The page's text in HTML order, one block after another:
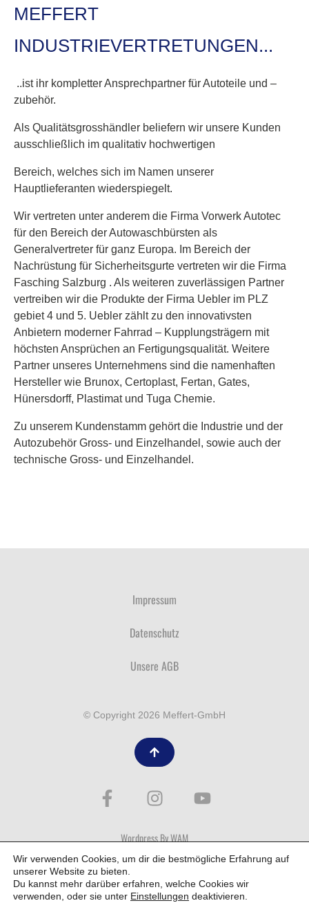
MEFFERT
INDUSTRIEVERTRETUNGEN...
..ist ihr kompletter Ansprechpartner für Autoteile und –
zubehör.
Als Qualitätsgrosshändler beliefern wir unsere Kunden
ausschließlich im qualitativ hochwertigen
Bereich, welches sich im Namen unserer
Hauptlieferanten wiederspiegelt.
Wir vertreten unter anderem die Firma Vorwerk Autotec
für den Bereich der Autowaschbürsten als
Generalvertreter für ganz Europa. Im Bereich der
Nachrüstung für Sicherheitsgurte vertreten wir die Firma
Fasching Salzburg . Als weiteren zuverlässigen Partner
vertreiben wir die Produkte der Firma Uebler im PLZ
gebiet 4 und 5. Uebler zählt zu den innovativsten
Anbietern moderner Fahrrad – Kupplungsträgern mit
höchsten Ansprüchen an Fertigungsqualität. Weitere
Partner unseres Unternehmens sind die namenhaften
Hersteller wie Brunox, Certoplast, Fertan, Gates,
Hünersdorff, Plastimat und Tuga Chemie.
Zu unserem Kundenstamm gehört die Industrie und der
Autozubehör Gross- und Einzelhandel, sowie auch der
technische Gross- und Einzelhandel.
Impressum
Datenschutz
Unsere AGB
© Copyright 2026 Meffert-GmbH
Wordpress By WAM
Wir verwenden Cookies, um dir die bestmögliche Erfahrung auf
unserer Website zu bieten.
Du kannst mehr darüber erfahren, welche Cookies wir
verwenden, oder sie unter Einstellungen deaktivieren.